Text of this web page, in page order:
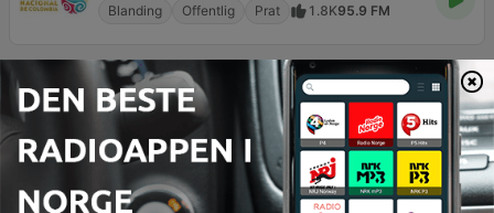
Blanding Offentlig Prat 1.8K95.9 FM
Norge har en rik og variert radiokultur som strekker seg
langt utover de kommersielle hitlistene. For lyttere som